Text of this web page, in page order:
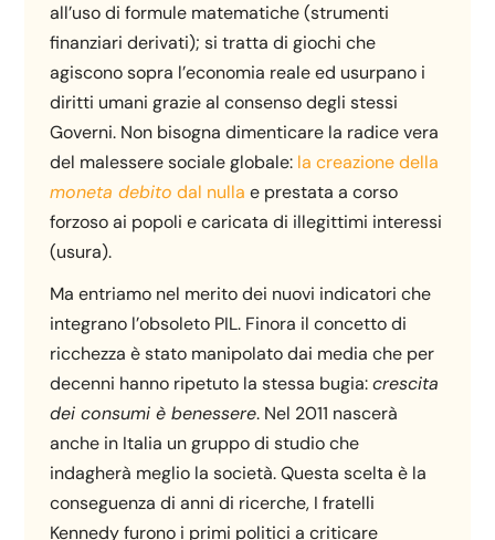
all’uso di formule matematiche (strumenti
finanziari derivati); si tratta di giochi che
agiscono sopra l’economia reale ed usurpano i
diritti umani grazie al consenso degli stessi
Governi. Non bisogna dimenticare la radice vera
del malessere sociale globale: la creazione della
moneta debito dal nulla e prestata a corso
forzoso ai popoli e caricata di illegittimi interessi
(usura).
Ma entriamo nel merito dei nuovi indicatori che
integrano l’obsoleto PIL. Finora il concetto di
ricchezza è stato manipolato dai media che per
decenni hanno ripetuto la stessa bugia:crescita
dei consumi è benessere. Nel 2011 nascerà
anche in Italia un gruppo di studio che
indagherà meglio la società. Questa scelta è la
conseguenza di anni di ricerche, I fratelli
Kennedy furono i primi politici a criticare